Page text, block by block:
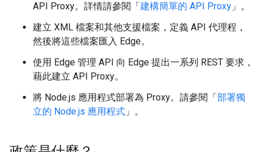
API Proxy。詳情請參閱「建構簡單的 API Proxy 」。
建立 XML 檔案和其他支援檔案，定義 API 代理程，
然後將這些檔案匯入 Edge。
使用 Edge 管理 API 向 Edge 提出一系列 REST 要求，
藉此建立 API Proxy。
將 Node.js 應用程式部署為 Proxy。請參閱「部署獨
立的 Node.js 應用程式 」。